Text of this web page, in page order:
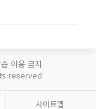
이용 금지
reserved
사이트맵